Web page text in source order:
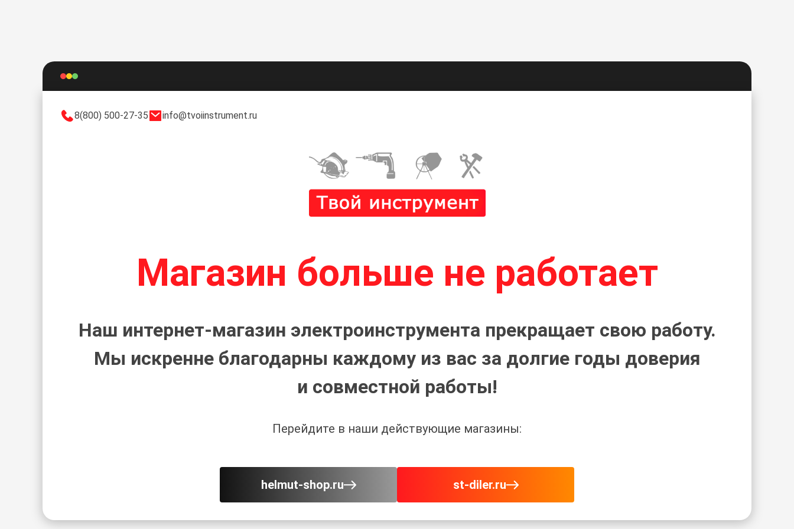
8(800) 500-27-35 info@tvoiinstrument.ru
Магазин больше не работает
Наш интернет-магазин электроинструмента прекращает свою работу.
Мы искренне благодарны каждому из вас за долгие годы доверия
и совместной работы!
Перейдите в наши действующие магазины:
helmut-shop.ru st-diler.ru